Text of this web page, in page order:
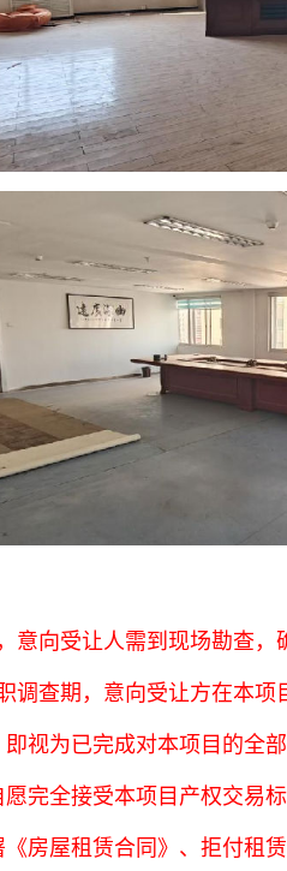
意向受让人需到现场勘查，
调查期，意向受让方在本
视为已完成对本项目的全
完全接受本项目产权交易
房屋租赁合同》、拒付租